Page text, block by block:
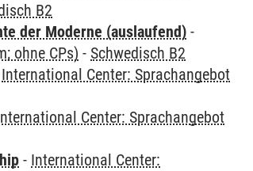
B2
der Moderne (auslaufend) -
ohne CPs) - Schwedisch B2
International Center: Sprachangebot
Center: Sprachangebot
- International Center: